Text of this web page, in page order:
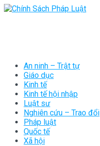
An ninh – Trật tự
Giáo dục
Kinh tế
Kinh tế hội nhập
Luật sư
Nghiên cứu – Trao đổi
Pháp luật
Quốc tế
Xã hội